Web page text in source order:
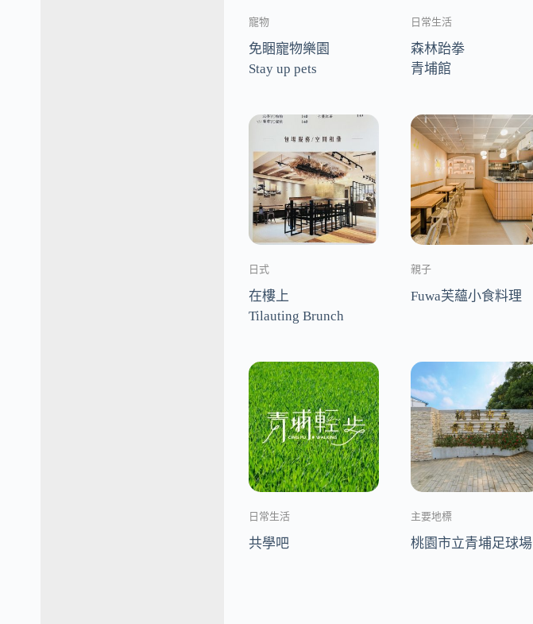
寵物
免睏寵物樂園
Stay up pets
日常生活
森林跆拳
青埔館
日式
在樓上
Tilauting Brunch
親子
Fuwa芙蘊小食料理
日常生活
共學吧
主要地標
桃園市立青埔足球場